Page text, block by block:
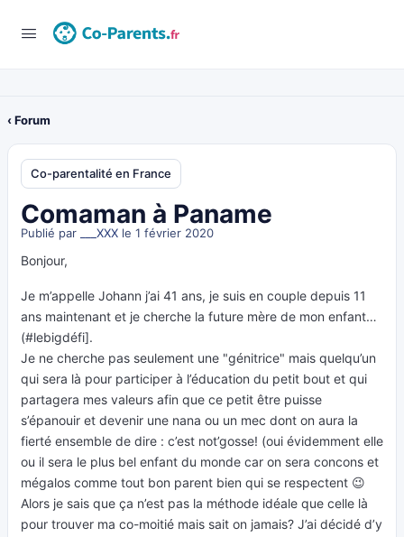
‹ Forum
Co-parentalité en France
Comaman à Paname
Publié par ___XXX le 1 février 2020
Bonjour,
Je m’appelle Johann j’ai 41 ans, je suis en couple depuis 11
ans maintenant et je cherche la future mère de mon enfant…
(#lebigdéfi].
Je ne cherche pas seulement une "génitrice" mais quelqu’un
qui sera là pour participer à l’éducation du petit bout et qui
partagera mes valeurs afin que ce petit être puisse
s’épanouir et devenir une nana ou un mec dont on aura la
fierté ensemble de dire : c’est not’gosse! (oui évidemment elle
ou il sera le plus bel enfant du monde car on sera concons et
mégalos comme tout bon parent bien qui se respectent 😉
Alors je sais que ça n’est pas la méthode idéale que celle là
pour trouver ma co-moitié mais sait on jamais? J’ai décidé d’y